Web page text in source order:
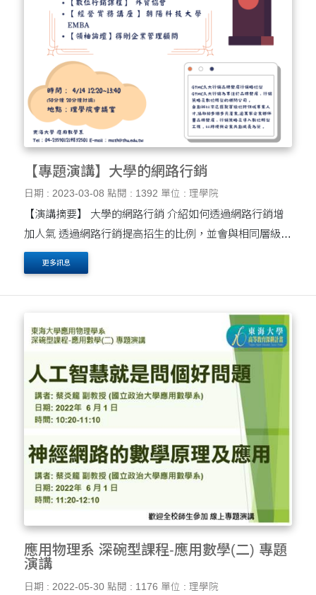
【專題演講】大學的網路行銷
日期 : 2023-03-08 點閱 : 1392 單位 : 理學院
【演講摘要】 大學的網路行銷 介紹如何透過網路行銷增
加人氣 透過網路行銷提高招生的比例，並會與相同層級大
學做比較網路曝光度與網路吸引力的差異 【講員介紹】
柯美如 /久大行銷 總經理 經歷 •....
更多訊息
應用物理系 深碗型課程-應用數學(二) 專題
演講
日期 : 2022-05-30 點閱 : 1176 單位 : 理學院